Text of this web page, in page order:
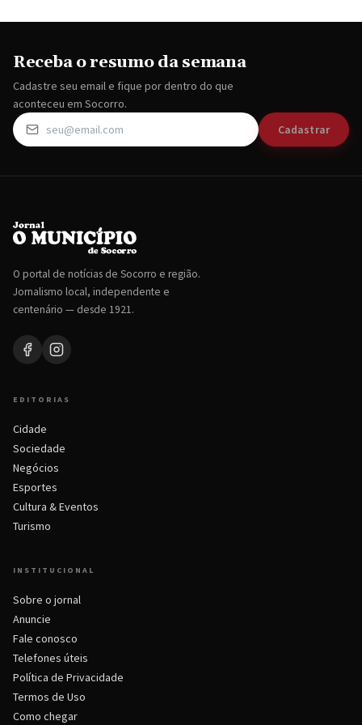
Receba o resumo da semana
Cadastre seu email e fique por dentro do que
aconteceu em Socorro.
Cadastrar
O portal de notícias de Socorro e região.
Jornalismo local, independente e
centenário — desde 1921.
EDITORIAS
Cidade
Sociedade
Negócios
Esportes
Cultura & Eventos
Turismo
INSTITUCIONAL
Sobre o jornal
Anuncie
Fale conosco
Telefones úteis
Política de Privacidade
Termos de Uso
Como chegar